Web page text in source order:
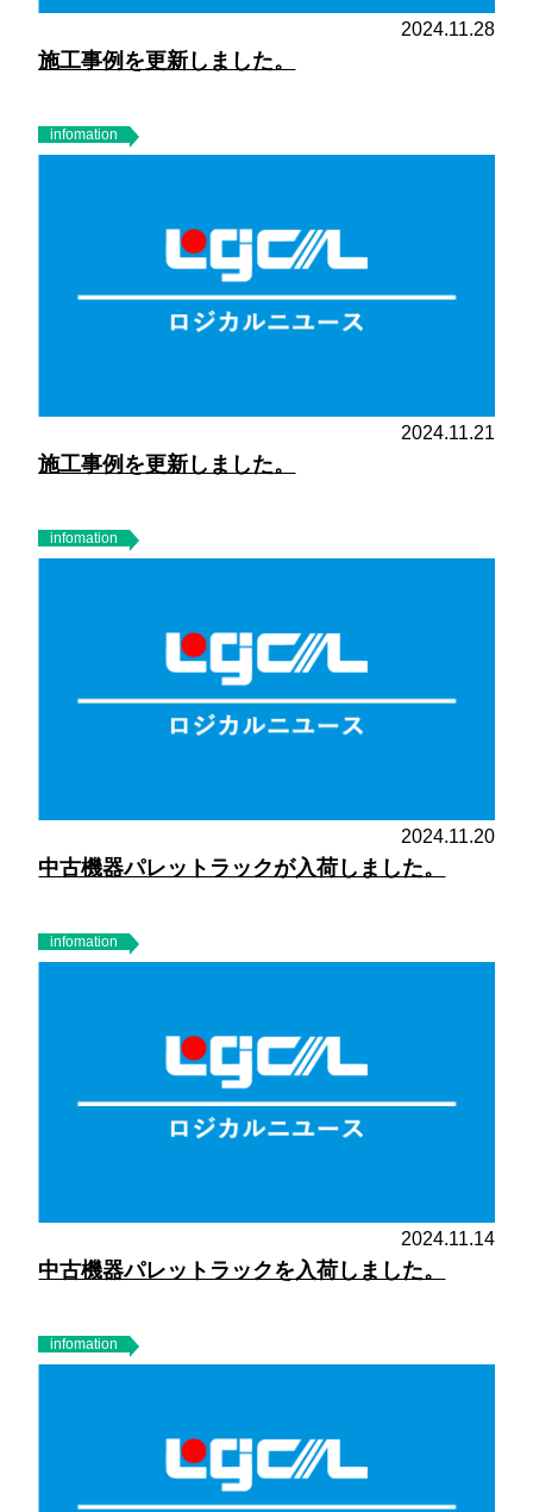
2024.11.28
施工事例を更新しました。
infomation
2024.11.21
施工事例を更新しました。
infomation
2024.11.20
中古機器パレットラックが入荷しました。
infomation
2024.11.14
中古機器パレットラックを入荷しました。
infomation